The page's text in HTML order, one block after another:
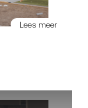
Lees meer